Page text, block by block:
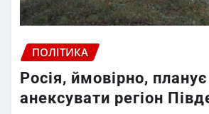
ПОЛІТИКА
Росія, ймовірно, планує
анексувати регіон